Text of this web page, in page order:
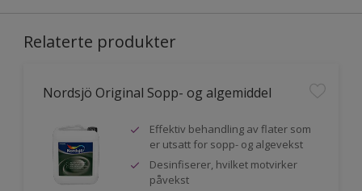
Relaterte produkter
Nordsjö Original Sopp- og algemiddel
Effektiv behandling av flater som
er utsatt for sopp- og algevekst
Desinfiserer, hvilket motvirker
påvekst